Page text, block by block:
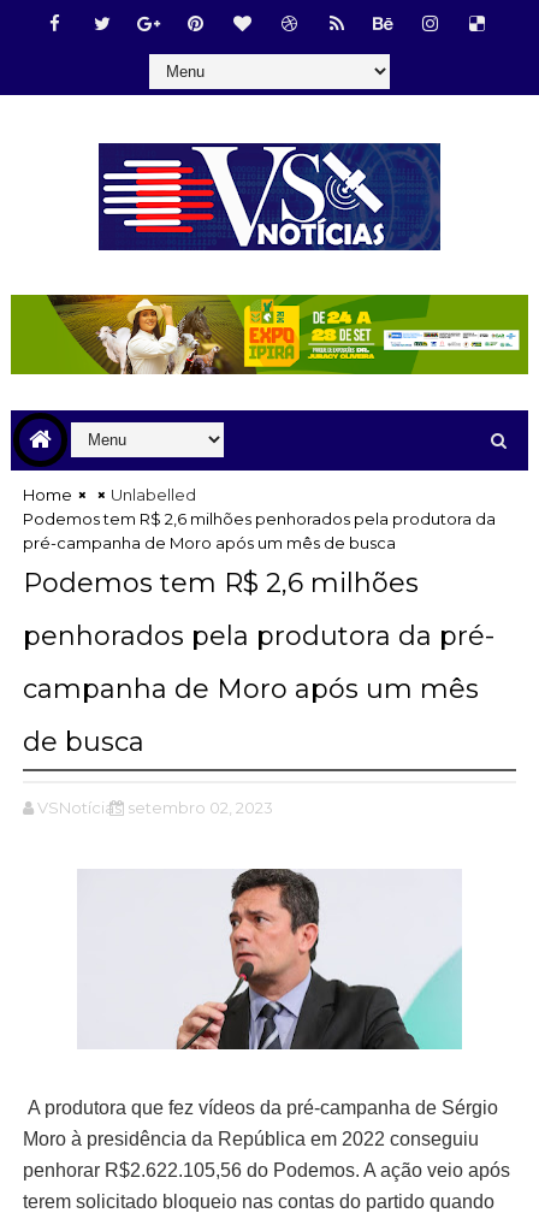
Home
Unlabelled
Podemos tem R$ 2,6 milhões penhorados pela produtora da
pré-campanha de Moro após um mês de busca
Podemos tem R$ 2,6 milhões
penhorados pela produtora da pré-
campanha de Moro após um mês
de busca
VSNotícias setembro 02, 2023
A produtora que fez vídeos da pré-campanha de Sérgio
Moro à presidência da República em 2022 conseguiu
penhorar R$2.622.105,56 do Podemos. A ação veio após
terem solicitado bloqueio nas contas do partido quando